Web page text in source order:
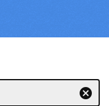
cancel